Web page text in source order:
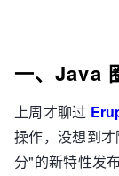
一、Java
上周才聊过
操作，没想到才
分"的新特性发布